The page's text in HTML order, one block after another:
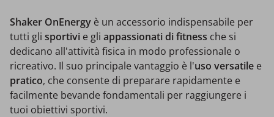
Shaker OnEnergy è un accessorio indispensabile per
tutti gli sportivi e gli appassionati di fitness che si
dedicano all'attività fisica in modo professionale o
ricreativo. Il suo principale vantaggio è l'uso versatile e
pratico, che consente di preparare rapidamente e
facilmente bevande fondamentali per raggiungere i
tuoi obiettivi sportivi.